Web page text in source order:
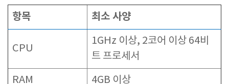
항목 최소 사양
CPU
1GHz 이상, 2코어 이상 64비
트 프로세서
RAM 4GB 이상